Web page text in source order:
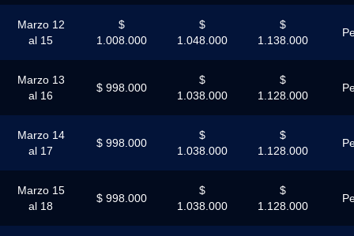
Marzo 12
al 15
$
1.008.000
$
1.048.000
$
1.138.000
Marzo 13
al 16
$ 998.000
$
1.038.000
$
1.128.000
Marzo 14
al 17
$ 998.000
$
1.038.000
$
1.128.000
Marzo 15
al 18
$ 998.000
$
1.038.000
$
1.128.000